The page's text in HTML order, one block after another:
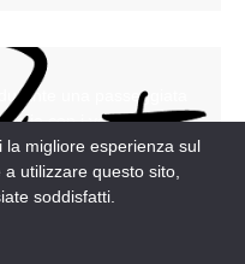
una passeggiata
con i vostri animali
la migliore esperienza sul
utilizzare questo sito,
soddisfatti.